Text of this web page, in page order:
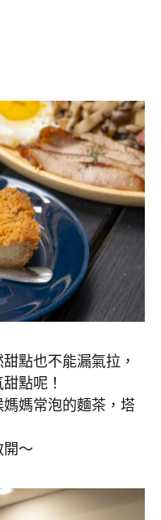
點也不能漏氣拉，
點呢！
媽常泡的麵茶，塔
～